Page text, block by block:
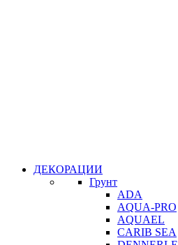
ДЕКОРАЦИИ
Грунт
ADA
AQUA-PRO
AQUAEL
CARIB SEA